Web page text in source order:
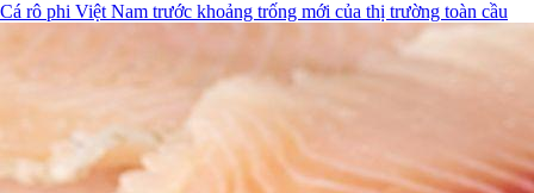
Cá rô phi Việt Nam trước khoảng trống mới của thị trường toàn cầu